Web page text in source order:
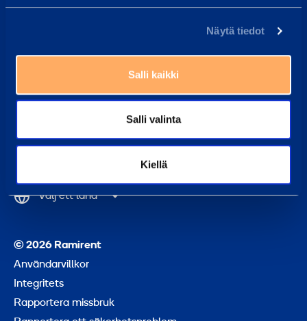
Näytä tiedot
Salli kaikki
Salli valinta
Kiellä
Tjänster
Om koncernen
© 2026 Ramirent
Användarvillkor
Integritets
Rapportera missbruk
Välj ett land